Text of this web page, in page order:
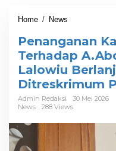
Home / News
n
a
n
a
a
Penanganan
Terhadap
Lalowiu
Ditreskrimum
Admin Redaksi
30 Mei 2026
News
288 Views